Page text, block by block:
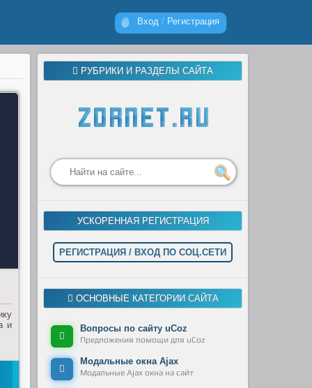
Вход / Регистрация
и
РУБРИКИ И РАЗДЕЛЫ САЙТА
УСКОРЕННАЯ РЕГИСТРАЦИЯ
РЕГИСТРАЦИЯ / ВХОД ПО СОЦ.СЕТИ
ОСНОВНЫЕ КАТЕГОРИИ САЙТА
Вопросы по сайту uCoz
Предложения помощи для uCoz
Модальные окна Ajax
Модальные Ajax окна на сайт